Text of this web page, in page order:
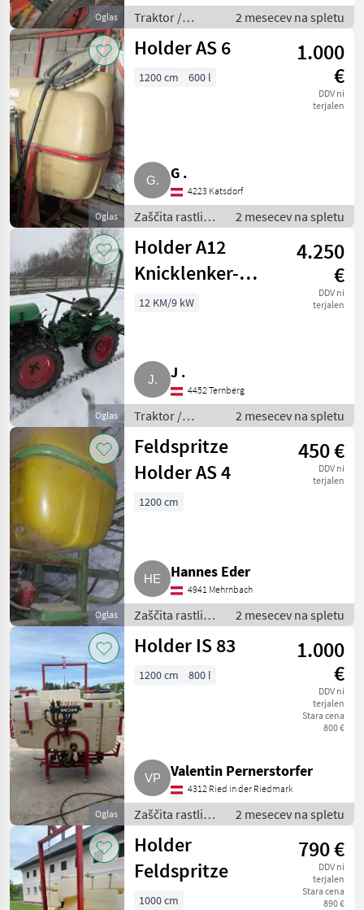
Oglas
Traktor /
Sadjarski in
vinogradniški
2 mesecev na spletu
Oglas
Holder AS 6
1.000
€
DDV ni
terjalen
1200 cm 600 l
G .
4223 Katsdorf
Zaščita rastlin /
Poljska
škropilnica
2 mesecev na spletu
Oglas
Holder A12
Knicklenker-
Traktor
4.250
€
DDV ni
terjalen
12 KM/9 kW
J .
4452 Ternberg
Traktor /
Sadjarski in
vinogradniški
traktor
2 mesecev na spletu
Oglas
Feldspritze
Holder AS 4
450 €
DDV ni
terjalen
1200 cm
Hannes Eder
4941 Mehrnbach
Zaščita rastlin /
Poljska
škropilnica
2 mesecev na spletu
Oglas
Holder IS 83
1.000
€
DDV ni
terjalen
Stara cena
800 €
1200 cm 800 l
Valentin Pernerstorfer
4312 Ried in der Riedmark
Zaščita rastlin /
Poljska
škropilnica
2 mesecev na spletu
Holder
Feldspritze
790 €
DDV ni
terjalen
Stara cena
890 €
1000 cm